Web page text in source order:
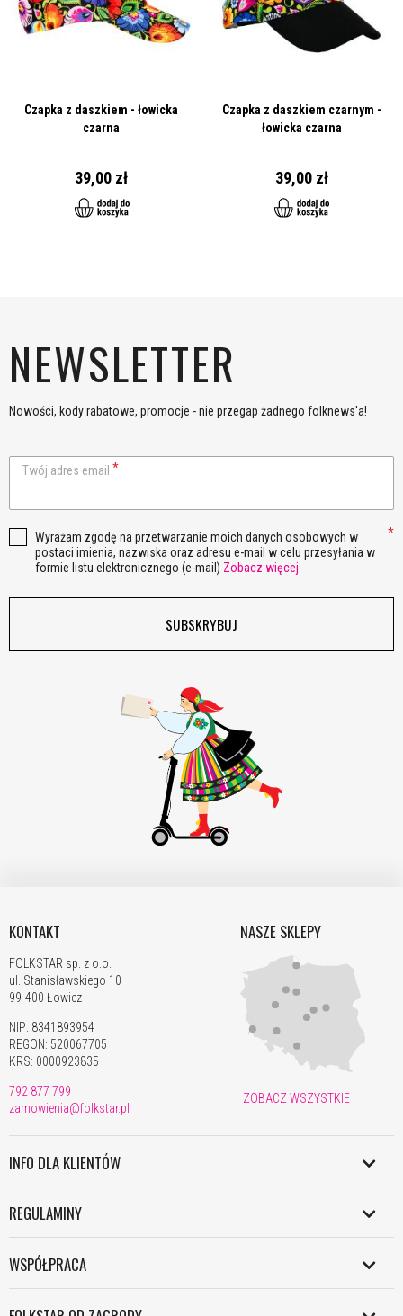
Czapka z daszkiem - łowicka
czarna
39,00 zł
Czapka z daszkiem czarnym -
łowicka czarna
39,00 zł
NEWSLETTER
Nowości, kody rabatowe, promocje - nie przegap żadnego folknews'a!
Twój adres email
SUBSKRYBUJ
Wyrażam zgodę na przetwarzanie moich danych osobowych w
postaci imienia, nazwiska oraz adresu e-mail w celu przesyłania w
formie listu elektronicznego (e-mail) Zobacz więcej
KONTAKT
FOLKSTAR sp. z o.o.
ul. Stanisławskiego 10
99-400 Łowicz
NIP: 8341893954
REGON: 520067705
KRS: 0000923835
792 877 799
zamowienia@folkstar.pl
NASZE SKLEPY
ZOBACZ WSZYSTKIE
INFO DLA KLIENTÓW
WYSYŁKA ŚWIAT
ZWROTY I REKLAMACJE
REGULAMINY
POLITYKA DANYCH OSOBOWYCH
WSPÓŁPRACA